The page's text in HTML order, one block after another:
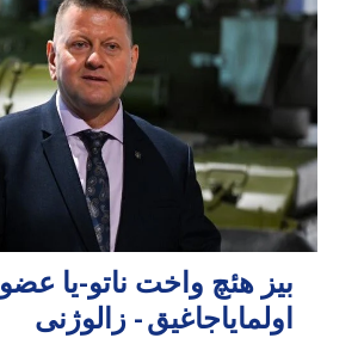
بیز هئچ واخت ناتو-یا عضو
اولمایاجاغیق - زالوژنی